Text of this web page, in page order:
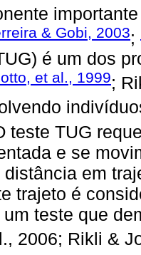
& Gobi, 2003;
é um dos
et al., 1999;
teste TUG
e se
distância em
trajeto é
teste que
2006; Rikli &